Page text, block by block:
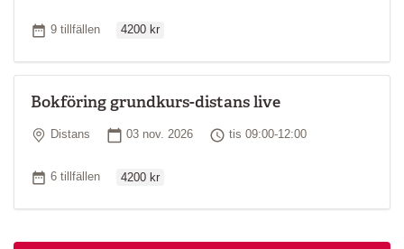
Antal tillfällen
9 tillfällen 4200 kr
Bokföring grundkurs-distans live
Plats
Distans Startdatum
03 nov. 2026 Tid
tis 09:00-12:00
Antal tillfällen
6 tillfällen 4200 kr